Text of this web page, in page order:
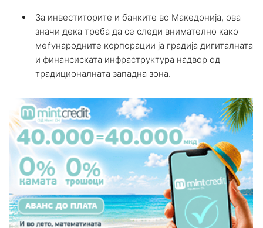
За инвеститорите и банките во Македонија, ова
значи дека треба да се следи внимателно како
меѓународните корпорации ја градија дигиталната
и финансиската инфраструктура надвор од
традиционалната западна зона.